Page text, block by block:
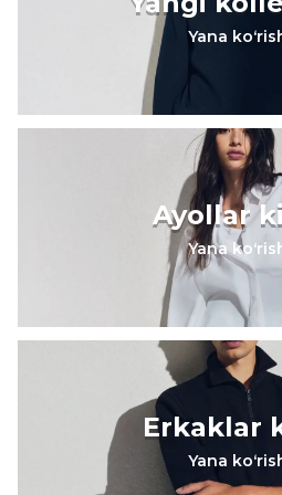
Yana
Ayollar
Yana
Erkaklar
Yana